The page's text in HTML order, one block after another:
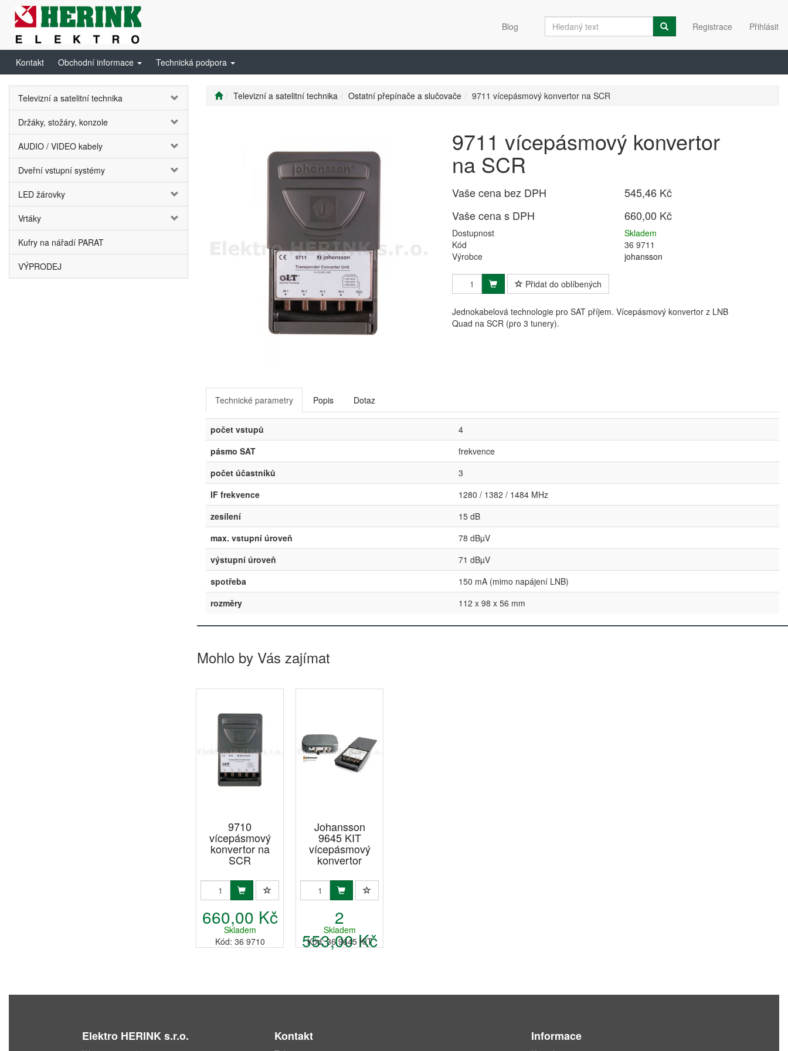
Registrace Přihlásit
Blog
Kontakt Obchodní informace Technická podpora
Televizní a satelitní technika
Držáky, stožáry, konzole
AUDIO / VIDEO kabely
Dveřní vstupní systémy
LED žárovky
Vrtáky
Kufry na nářadí PARAT
VÝPRODEJ
Televizní a satelitní technika Ostatní přepínače a slučovače 9711 vícepásmový konvertor na SCR
9711 vícepásmový konvertor
na SCR
Vaše cena bez DPH
545,46 Kč
Vaše cena s DPH
660,00 Kč
Dostupnost
Skladem
Kód
36 9711
Výrobce
johansson
Přidat do oblíbených
Jednokabelová technologie pro SAT příjem. Vícepásmový konvertor z LNB
Quad na SCR (pro 3 tunery).
Technické parametry Popis Dotaz
počet vstupů
4
pásmo SAT
frekvence
počet účastníků
3
IF frekvence
1280 / 1382 / 1484 MHz
zesílení
15 dB
max. vstupní úroveň
78 dBµV
výstupní úroveň
71 dBµV
spotřeba
150 mA (mimo napájení LNB)
rozměry
112 x 98 x 56 mm
Mohlo by Vás zajímat
9710
vícepásmový
konvertor na
SCR
660,00 Kč
Skladem
Kód: 36 9710
Johansson
9645 KIT
vícepásmový
konvertor
2
553,00 Kč
Skladem
Kód: 36 9645 KIT
Elektro HERINK s.r.o. Kontakt Informace